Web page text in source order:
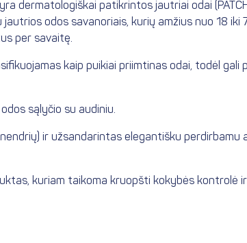
dermatologiškai patikrintos jautriai odai
odos savanoriais, kurių amžius nuo 18 iki
per savaitę.
kaip puikiai priimtinas odai, todėl gali
sąlyčio su audiniu.
ir užsandarintas elegantišku perdirbamu
kuriam taikoma kruopšti kokybės